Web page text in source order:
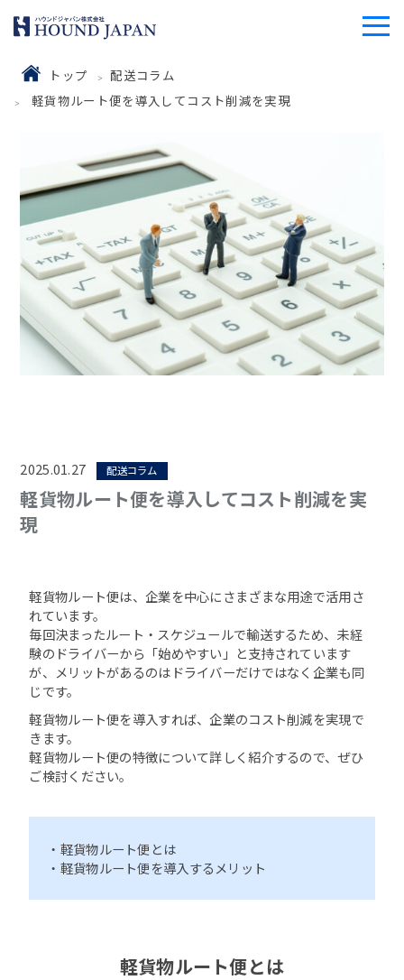
トップ
配送コラム
軽貨物ルート便を導入してコスト削減を実現
2025.01.27 配送コラム
軽貨物ルート便を導入してコスト削減を実
現
軽貨物ルート便は、企業を中心にさまざまな用途で活用さ
れています。
毎回決まったルート・スケジュールで輸送するため、未経
験のドライバーから「始めやすい」と支持されています
が、メリットがあるのはドライバーだけではなく企業も同
じです。
軽貨物ルート便を導入すれば、企業のコスト削減を実現で
きます。
軽貨物ルート便の特徴について詳しく紹介するので、ぜひ
ご検討ください。
・軽貨物ルート便とは
・軽貨物ルート便を導入するメリット
軽貨物ルート便とは